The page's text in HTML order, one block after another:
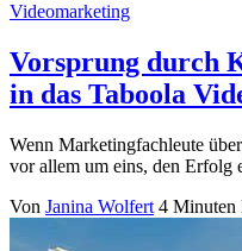
Videomarketing
Vorsprung durch
in das Taboola
Wenn Marketingfachleute
vor allem um eins, den Erfolg
Von Janina Wolfert 4 Minuten